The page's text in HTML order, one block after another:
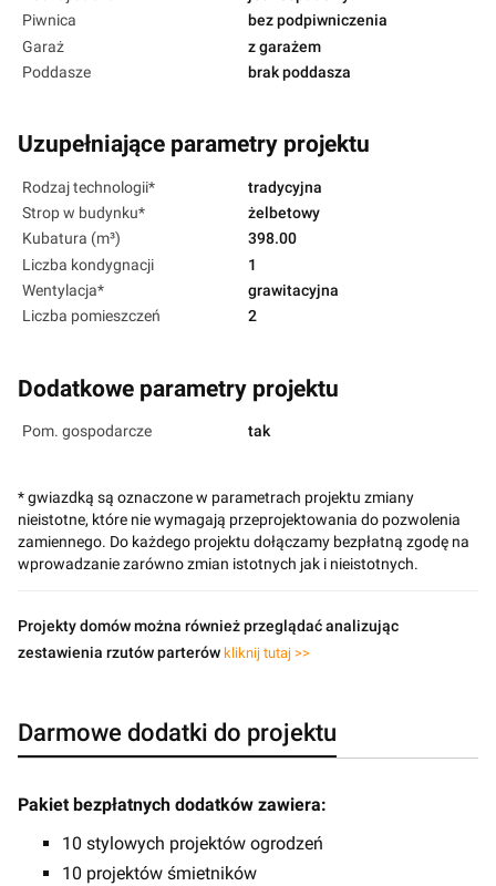
Piwnica
bez podpiwniczenia
Garaż
z garażem
Poddasze
brak poddasza
Uzupełniające parametry projektu
Rodzaj technologii*
tradycyjna
Strop w budynku*
żelbetowy
Kubatura (m³)
398.00
Liczba kondygnacji
1
Wentylacja*
grawitacyjna
Liczba pomieszczeń
2
Dodatkowe parametry projektu
Pom. gospodarcze tak
* gwiazdką są oznaczone w parametrach projektu zmiany
nieistotne, które nie wymagają przeprojektowania do pozwolenia
zamiennego. Do każdego projektu dołączamy bezpłatną zgodę na
wprowadzanie zarówno zmian istotnych jak i nieistotnych.
Projekty domów można również przeglądać analizując
zestawienia rzutów parterów kliknij tutaj >>
Darmowe dodatki do projektu
Pakiet bezpłatnych dodatków zawiera:
10 stylowych projektów ogrodzeń
10 projektów śmietników